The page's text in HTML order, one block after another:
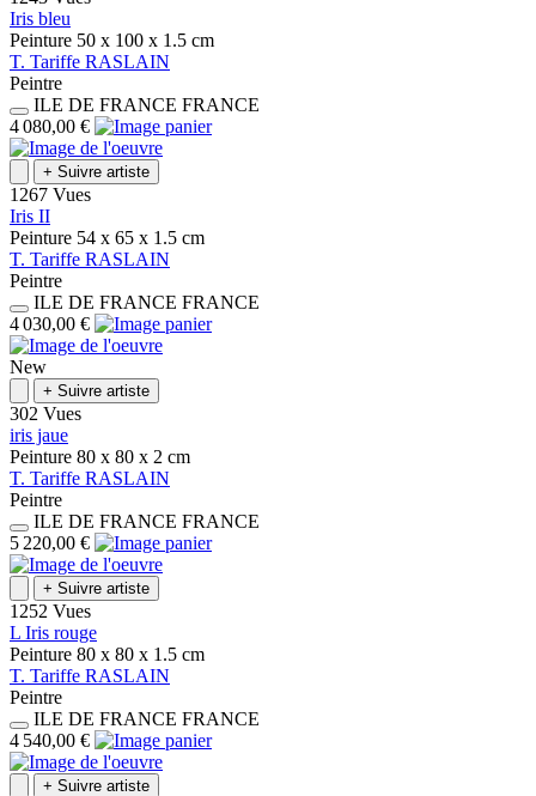
Iris bleu
Peinture 50 x 100 x 1.5 cm
T. Tariffe RASLAIN
Peintre
ILE DE FRANCE FRANCE
4 080,00 €
+ Suivre artiste
1267 Vues
Iris II
Peinture 54 x 65 x 1.5 cm
T. Tariffe RASLAIN
Peintre
ILE DE FRANCE FRANCE
4 030,00 €
New
+ Suivre artiste
302 Vues
iris jaue
Peinture 80 x 80 x 2 cm
T. Tariffe RASLAIN
Peintre
ILE DE FRANCE FRANCE
5 220,00 €
+ Suivre artiste
1252 Vues
L Iris rouge
Peinture 80 x 80 x 1.5 cm
T. Tariffe RASLAIN
Peintre
ILE DE FRANCE FRANCE
4 540,00 €
+ Suivre artiste